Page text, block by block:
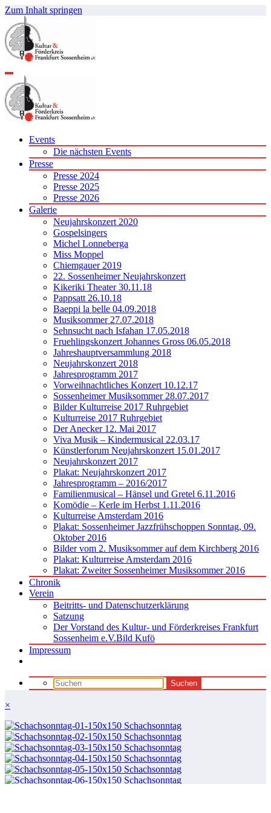
Zum Inhalt springen
Events
Die nächsten Events
Presse
Presse 2024
Presse 2025
Presse 2026
Galerie
Neujahrskonzert 2020
Gospelsingers
Michel Lonneberga
Miss Moppel
Chiemgauer 2019
22. Sossenheimer Neujahrskonzert
Kikeriki Theater 30.11.18
Pappsatt 26.10.18
Baeppi la belle 04.09.2018
Musiksommer 27.07.2018
Sehnsucht nach Isfahan 17.05.2018
Fruehlingskonzert Johannes Gross 06.05.2018
Jahreshauptversammlung 2018
Neujahrskonzert 2018
Jahresprogramm 2017
Vorweihnachtliches Konzert 10.12.17
Sossenheimer Musiksommer 28.07.2017
Bilder Kulturreise 2017 Ruhrgebiet
Kulturreise 2017 Ruhrgebiet
Der Anecker 12. Mai 2017
Viva Musik – Kindermusical 22.03.17
Künstlerforum Neujahrskonzert 15.01.2017
Neujahrskonzert 2017
Plakat: Neujahrskonzert 2017
Jahresprogramm – 2016/2017
Familienmusical – Hänsel und Gretel 6.11.2016
Komödie – Kerle im Herbst 1.11.2016
Kulturreise Amsterdam 2016
Plakat: Sossenheimer Jazzfrühschoppen Sonntag, 09.
Oktober 2016
Bilder vom 2. Musiksommer auf dem Kirchberg 2016
Plakat: Kulturreise Amsterdam 2016
Plakat: Zweiter Sossenheimer Musiksommer 2016
Chronik
Verein
Beitritts- und Datenschutzerklärung
Satzung
Der Vorstand des Kultur- und Förderkreises Frankfurt
Sossenheim e.V.Bild Kufö
Impressum
×